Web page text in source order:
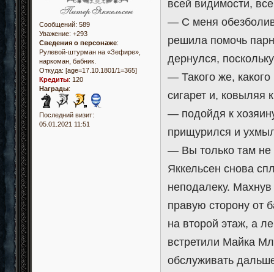
Сообщений: 589
Уважение: +293
Сведения о персонаже:
Рулевой-штурман на «Зефире»,
наркоман, бабник.
Откуда: [age=17.10.1801/1=365]
Кредиты: 120
Награды:
Последний визит:
05.01.2021 11:51
всей видимости,
— С меня
решила помочь
дернулся,
— Такого же,
сигарет и, ковыляя
— подойдя к
прищурился и
— Вы только там не
Яккельсен снова
неподалеку.
правую сторону от
на второй этаж, а
встретили Майка
обслуживать